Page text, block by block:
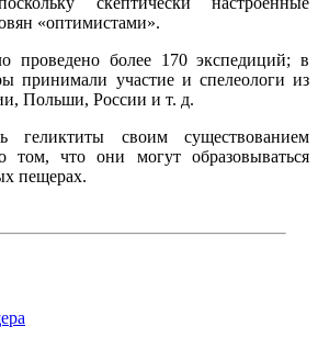
«оптимистами».
проведено более 170 экспедиций; в
принимали участие и спелеологи из
Польши, России и т. д.
геликтиты своим существованием
том, что они могут образовываться
пещерах.